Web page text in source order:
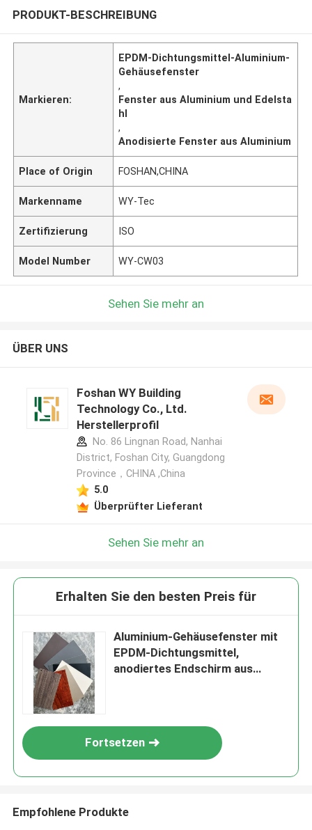
PRODUKT-BESCHREIBUNG
Markieren:
EPDM-Dichtungsmittel-Aluminium-
Gehäusefenster
,
Fenster aus Aluminium und Edelsta
hl
,
Anodisierte Fenster aus Aluminium
Place of Origin FOSHAN,CHINA
Markenname WY-Tec
Zertifizierung ISO
Model Number WY-CW03
Sehen Sie mehr an
ÜBER UNS
Foshan WY Building
Technology Co., Ltd.
Herstellerprofil
No. 86 Lingnan Road, Nanhai
District, Foshan City, Guangdong
Province，CHINA ,China
5.0
Überprüfter Lieferant
Sehen Sie mehr an
Erhalten Sie den besten Preis für
Aluminium-Gehäusefenster mit
EPDM-Dichtungsmittel,
anodiertes Endschirm aus
Fortsetzen
Empfohlene Produkte